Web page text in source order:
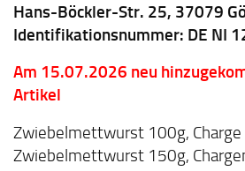
Hans-Böckler-Str. 25, 37079
Identifikationsnummer: DE NI
Am 15.07.2026 neu
Artikel
Zwiebelmettwurst 100g,
Zwiebelmettwurst 150g,